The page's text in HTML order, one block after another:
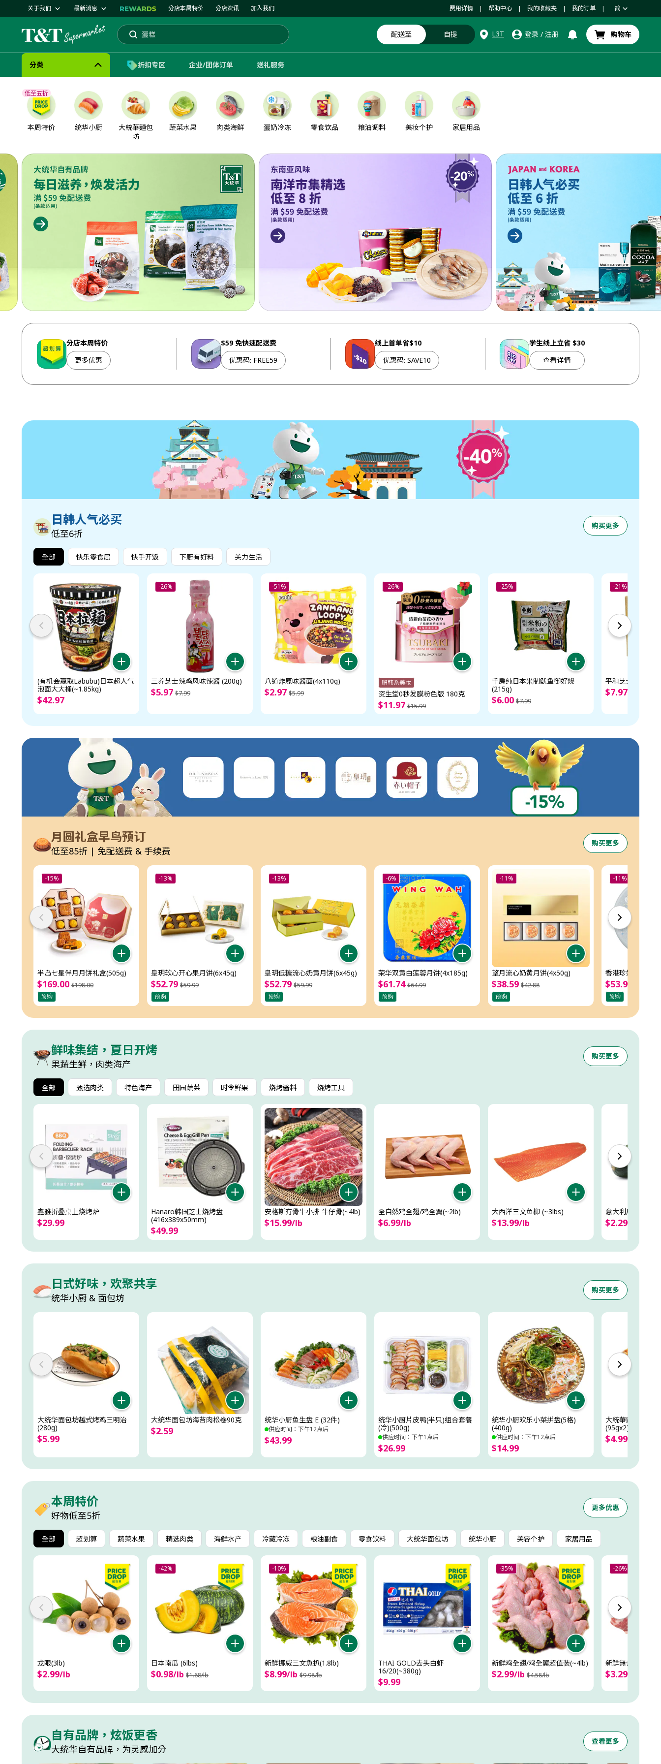
关于我们 最新消息 分店本周特价 分店资讯 加入我们 费用详情 | 帮助中心 | 我的收藏夹 | 我的订单 | 简
蛋糕
大统华
搜索 配送至 自提 L3T 登录 / 注册 购物车
分类 折扣专区 企业/团体订单 送礼服务
低至五折
本周特价 统华小厨
大統華麵包
坊
蔬菜水果 肉类海鲜 蛋奶冷冻 零食饮品 粮油调料 美妆个护 家居用品
分店本周特价
更多优惠
$59 免快速配送费
优惠码: FREE59
线上首单省$10
优惠码: SAVE10
学生线上立省 $30
查看详情
日韩人气必买
低至6折
购买更多
全部 快乐零食局 快手开饭 下厨有好料 美力生活
(有机会赢取Labubu)日本超人气
泡面大大桶(~1.85kg)
$42.97
-26%
三养芝士辣鸡风味辣酱 (200g)
$5.97 $7.99
-51%
八道炸原味酱面(4x110g)
$2.97 $5.99
-26%
赠韩系美妆
资生堂0秒发膜粉色版 180克
$11.97 $15.99
-25%
千房纯日本米制鱿鱼御好烧
(215g)
$6.00 $7.99
-21%
平和芝士热狗
$7.97
月圆礼盒早鸟预订
低至85折 | 免配送费 & 手续费
购买更多
-15%
半岛七星伴月月饼礼盒(505g)
$169.00 $198.00
预购
-13%
皇玥软心开心果月饼(6x45g)
$52.79 $59.99
预购
-13%
皇玥低糖流心奶黄月饼(6x45g)
$52.79 $59.99
预购
-6%
荣华双黄白莲蓉月饼(4x185g)
$61.74 $64.99
预购
-11%
望月流心奶黄月饼(4x50g)
$38.59 $42.88
预购
-11%
香港珍妮四味奶
$53.99
预购
鲜味集结，夏日开烤
果蔬生鲜，肉类海产
购买更多
全部 甄选肉类 特色海产 田园蔬菜 时令鲜果 烧烤酱料 烧烤工具
鑫雅折叠桌上烧烤炉
$29.99
Hanaro韩国芝士烧烤盘
(416x389x50mm)
$49.99
安格斯有骨牛小排 牛仔骨(~4lb)
$15.99/lb
全自然鸡全翅/鸡全翼(~2lb)
$6.99/lb
大西洋三文鱼柳 (~3lbs)
$13.99/lb
意大利瓜/西葫芦/
$2.29
日式好味，欢聚共享
统华小厨 & 面包坊
购买更多
大统华面包坊越式烤鸡三明治
(280g)
$5.99
大统华面包坊海苔肉松卷90克
$2.59
统华小厨鱼生盘 E (32件)
供应时间：下午12点后
$43.99
统华小厨片皮鸭(半只)组合套餐
(冷)(500g)
供应时间：下午1点后
$26.99
统华小厨欢乐小菜拼盘(5格)
(400g)
供应时间：下午12点后
$14.99
大統華麵包坊鮮
(95gx2)
$4.99
本周特价
好物低至5折
更多优惠
全部 超划算 蔬菜水果 精选肉类 海鲜水产 冷藏冷冻 粮油副食 零食饮料 大统华面包坊 统华小厨 美容个护 家居用品
龙眼(3lb)
$2.99/lb
-42%
日本南瓜 (6lbs)
$0.98/lb $1.68/lb
-10%
新鮮挪威三文魚扒(1.8lb)
$8.99/lb $9.98/lb
THAI GOLD去头白虾
16/20(~380g)
$9.99
-35%
新鲜鸡全翅/鸡全翼超值装(~4lb)
$2.99/lb $4.58/lb
-26%
新鮮無骨叉燒肉
$3.29
自有品牌，炫饭更香
大统华自有品牌，为灵感加分
查看更多